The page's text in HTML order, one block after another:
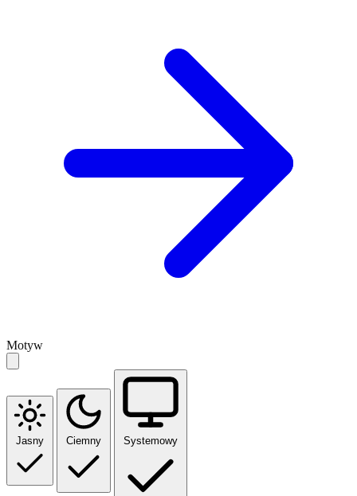
Motyw
Jasny Ciemny Systemowy